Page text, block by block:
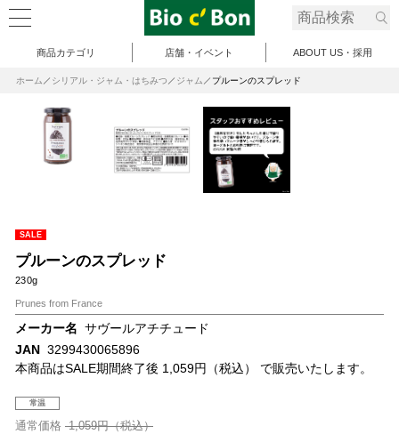
商品カテゴリ 店舗・イベント ABOUT US・採用
ホーム シリアル・ジャム・はちみつ ジャム プルーンのスプレッド
SALE
プルーンのスプレッド
230g
Prunes from France
メーカー名 サヴールアチチュード
JAN 3299430065896
本商品はSALE期間終了後 1,059円（税込） で販売いたします。
常温
通常価格 1,059円（税込）